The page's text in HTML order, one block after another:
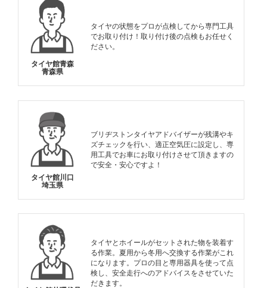
タイヤ館青森
青森県
タイヤの状態をプロが点検してから専門工具
でお取り付け！取り付け後の点検もお任せく
ださい。
タイヤ館川口
埼玉県
ブリヂストンタイヤアドバイザーが残溝やキ
ズチェックを行い、適正空気圧に設定し、専
用工具でお車にお取り付けさせて頂きますの
で安全・安心ですよ！
タイヤとホイールがセットされた物を装着す
る作業。夏用から冬用へ交換する作業がこれ
になります。プロの目と専用器具を使って点
検し、安全走行へのアドバイスをさせていた
だきます。